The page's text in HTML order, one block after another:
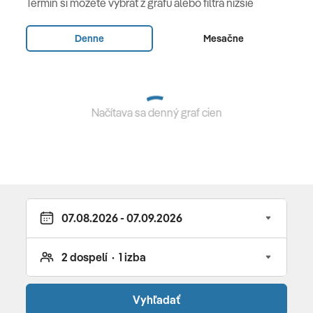
Junior Swim-up Suite
(43 m², suita s priamym vstupom
(43 m², suita s veľkou posteľou, kúpeľňa so
sprchou, sedacia časť, terasa s jedálenským stolom a
Executive Jacuzzi Suite(100 m²,2 miestnosti: izba s
manželskou posteľou a izba s dvomi oddelenými
lôžkami, 2 kúpeľne, súkromná jacuzzi, balkón, max. 4
osoby) Po rezervácii tejto suity na vás čaká exkluzívny
prístup a privilégiá Royal Club.
Termín si môžete vybrať z grafu alebo filtra nižšie
Denne Mesačne
Načítava sa denný graf cien
Vyhľadať